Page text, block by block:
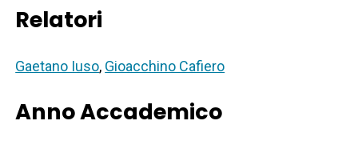
Relatori
Gaetano Iuso, Gioacchino Cafiero
Anno Accademico